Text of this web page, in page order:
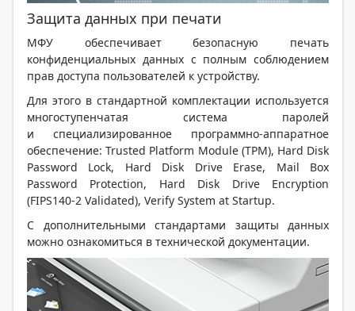
Защита данных при печати
МФУ обеспечивает безопасную печать
конфиденциальных данных с полным соблюдением
прав доступа пользователей к устройству.
Для этого в стандартной комплектации используется
многоступенчатая система паролей
и специализированное программно-аппаратное
обеспечение: Trusted Platform Module (TPM), Hard Disk
Password Lock, Hard Disk Drive Erase, Mail Box
Password Protection, Hard Disk Drive Encryption
(FIPS140-2 Validated), Verify System at Startup.
С дополнительными стандартами защиты данных
можно ознакомиться в технической документации.